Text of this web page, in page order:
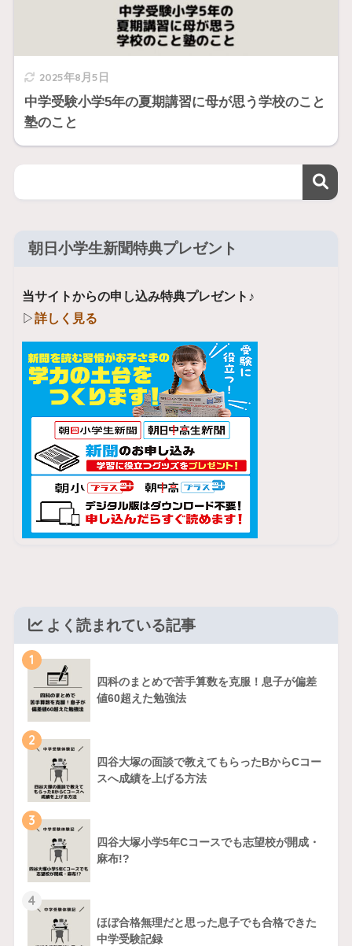
2025年8月5日
中学受験小学5年の夏期講習に母が思う学校のこと
塾のこと
朝日小学生新聞特典プレゼント
当サイトからの申し込み特典プレゼント♪
▷詳しく見る
よく読まれている記事
1
四科のまとめで苦手算数を克服！息子が偏差
値60超えた勉強法
2
四谷大塚の面談で教えてもらったBからCコー
スへ成績を上げる方法
3
四谷大塚小学5年Cコースでも志望校が開成・
麻布!?
4
ほぼ合格無理だと思った息子でも合格できた
中学受験記録